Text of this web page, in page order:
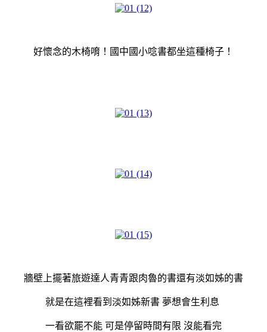
好懷念的木椅唷！國中國小唸書都坐這種椅子！
牆壁上擺著旅遊達人青青跟肉魯的書還有淡如姊的書
就是在這裡看到淡如姊新書 夢想會生利息
一看欲罷不能 可是停留時間有限 沒能看完